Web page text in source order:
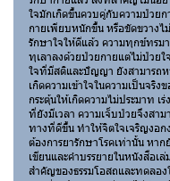
ใจมักเกิดขึ้นควบคู่กับความป่วย
กายเพียบหนักขึ้น หรือขัดขวางไ
รักษาใจให้ดีแล้ว ความทุกข์ทรม
ทุเลาลงด้วยป่วยกายแต่ไม่ป่วยใ
ใจที่มีสติและปัญญา ยังสามารถห
เกิดความเข้าใจในความเป็นจริ
กระตุ้นให้เกิดความไม่ประมาท
ที่ยังมีเวลา ความเจ็บป่วยจึงสา
ทางที่ดีขึ้น ทำให้จิตใจเจริญงอก
ต้องการยารักษาโรคเท่านั้น หา
เขียนและคำบรรยายในหนังสือเ
สำคัญของธรรมโอสถและทดลอ